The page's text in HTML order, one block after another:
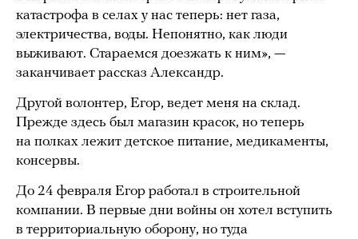
катастрофа в селах у нас теперь: нет газа,
электричества, воды. Непонятно, как люди
выживают. Стараемся доезжать к ним», —
заканчивает рассказ Александр.
Другой волонтер, Егор, ведет меня на склад.
Прежде здесь был магазин красок, но теперь
на полках лежит детское питание, медикаменты,
консервы.
До 24 февраля Егор работал в строительной
компании. В первые дни войны он хотел вступить
в территориальную оборону, но туда